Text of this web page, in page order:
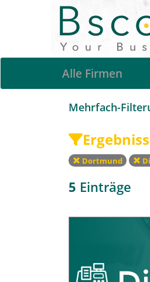
Alle Firmen
Mehrfach-
Dortmund
5 Einträge